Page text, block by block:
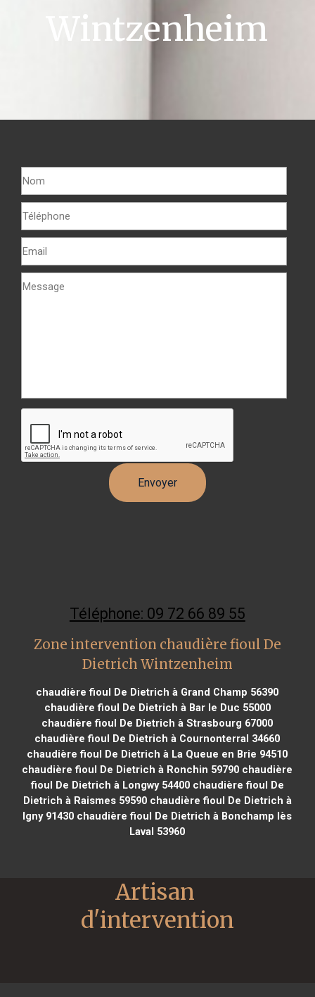
Wintzenheim
Téléphone: 09 72 66 89 55
Zone intervention chaudière fioul De
Dietrich Wintzenheim
chaudière fioul De Dietrich à Grand Champ 56390
chaudière fioul De Dietrich à Bar le Duc 55000
chaudière fioul De Dietrich à Strasbourg 67000
chaudière fioul De Dietrich à Cournonterral 34660
chaudière fioul De Dietrich à La Queue en Brie 94510
chaudière fioul De Dietrich à Ronchin 59790 chaudière
fioul De Dietrich à Longwy 54400chaudière fioul De
Dietrich à Raismes 59590chaudière fioul De Dietrich à
Igny 91430 chaudière fioul De Dietrich à Bonchamp lès
Laval 53960
Artisan
d'intervention